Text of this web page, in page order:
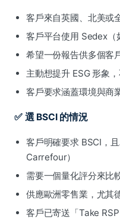
客戶來自英國、北美或
客戶平台使用 Sedex（
希望一份報告供多個客
主動想提升 ESG 形象
客戶要求涵蓋環境與商
✅ 選 BSCI 的情況
客戶明確要求 BSCI，
Carrefour）
需要一個量化評分來比
供應歐洲零售業，尤其
客戶已寄送「Take